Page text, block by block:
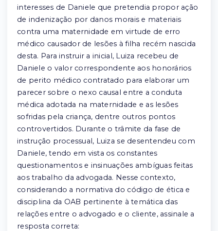
interesses de Daniele que pretendia propor ação
de indenização por danos morais e materiais
contra uma maternidade em virtude de erro
médico causador de lesões à filha recém nascida
desta. Para instruir a inicial, Luiza recebeu de
Daniele o valor correspondente aos honorários
de perito médico contratado para elaborar um
parecer sobre o nexo causal entre a conduta
médica adotada na maternidade e as lesões
sofridas pela criança, dentre outros pontos
controvertidos. Durante o trâmite da fase de
instrução processual, Luiza se desentendeu com
Daniele, tendo em vista os constantes
questionamentos e insinuações ambíguas feitas
aos trabalho da advogada. Nesse contexto,
considerando a normativa do código de ética e
disciplina da OAB pertinente à temática das
relações entre o advogado e o cliente, assinale a
resposta correta: